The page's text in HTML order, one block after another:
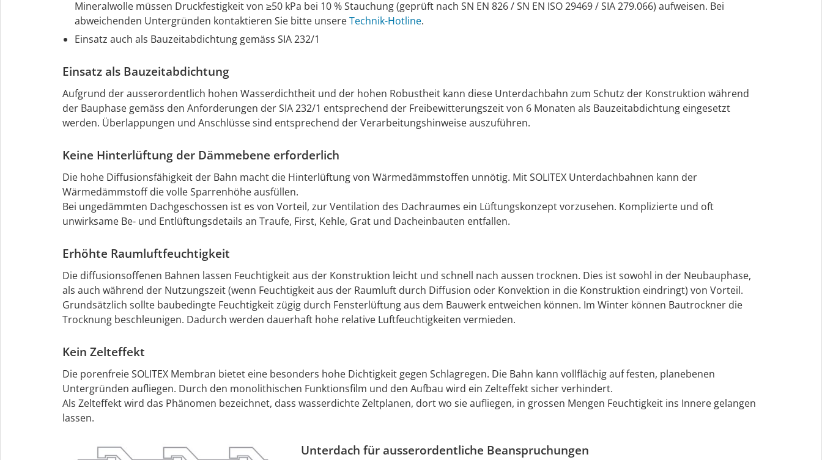
Mineralwolle müssen Druckfestigkeit von ≥50 kPa bei 10 % Stauchung (geprüft nach SN EN 826 / SN EN ISO 29469 / SIA 279.066) aufweisen. Bei
abweichenden Untergründen kontaktieren Sie bitte unsereTechnik-Hotline.
Einsatz auch als Bauzeitabdichtung gemäss SIA 232/1
Einsatz als Bauzeitabdichtung
Aufgrund der ausserordentlich hohen Wasserdichtheit und der hohen Robustheit kann diese Unterdachbahn zum Schutz der Konstruktion während
der Bauphase gemäss den Anforderungen der SIA 232/1 entsprechend der Freibewitterungszeit von 6 Monaten als Bauzeitabdichtung eingesetzt
werden. Überlappungen und Anschlüsse sind entsprechend der Verarbeitungshinweise auszuführen.
Keine Hinterlüftung der Dämmebene erforderlich
Die hohe Diffusionsfähigkeit der Bahn macht die Hinterlüftung von Wärmedämmstoffen unnötig. Mit SOLITEX Unterdachbahnen kann der
Wärmedämmstoff die volle Sparrenhöhe ausfüllen.
Bei ungedämmten Dachgeschossen ist es von Vorteil, zur Ventilation des Dachraumes ein Lüftungskonzept vorzusehen. Komplizierte und oft
unwirksame Be- und Entlüftungsdetails an Traufe, First, Kehle, Grat und Dacheinbauten entfallen.
Erhöhte Raumluftfeuchtigkeit
Die diffusionsoffenen Bahnen lassen Feuchtigkeit aus der Konstruktion leicht und schnell nach aussen trocknen. Dies ist sowohl in der Neubauphase,
als auch während der Nutzungszeit (wenn Feuchtigkeit aus der Raumluft durch Diffusion oder Konvektion in die Konstruktion eindringt) von Vorteil.
Grundsätzlich sollte baubedingte Feuchtigkeit zügig durch Fensterlüftung aus dem Bauwerk entweichen können. Im Winter können Bautrockner die
Trocknung beschleunigen. Dadurch werden dauerhaft hohe relative Luftfeuchtigkeiten vermieden.
Kein Zelteffekt
Die porenfreie SOLITEX Membran bietet eine besonders hohe Dichtigkeit gegen Schlagregen. Die Bahn kann vollflächig auf festen, planebenen
Untergründen aufliegen. Durch den monolithischen Funktionsfilm und den Aufbau wird ein Zelteffekt sicher verhindert.
Als Zelteffekt wird das Phänomen bezeichnet, dass wasserdichte Zeltplanen, dort wo sie aufliegen, in grossen Mengen Feuchtigkeit ins Innere gelangen
lassen.
Unterdach für ausserordentliche Beanspruchungen